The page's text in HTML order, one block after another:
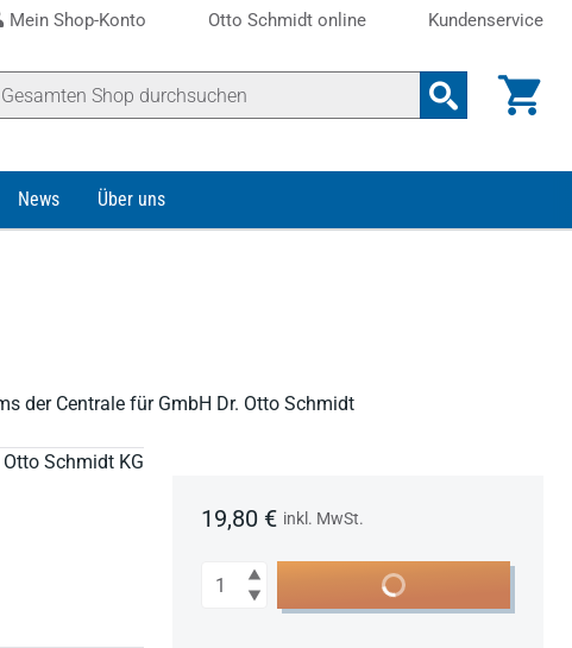
Mein Shop-Konto Otto Schmidt online Kundenservice
News Über uns
der Centrale für GmbH Dr. Otto Schmidt
Schmidt KG
19,80 € inkl. MwSt.
Anzahl In den Warenkorb